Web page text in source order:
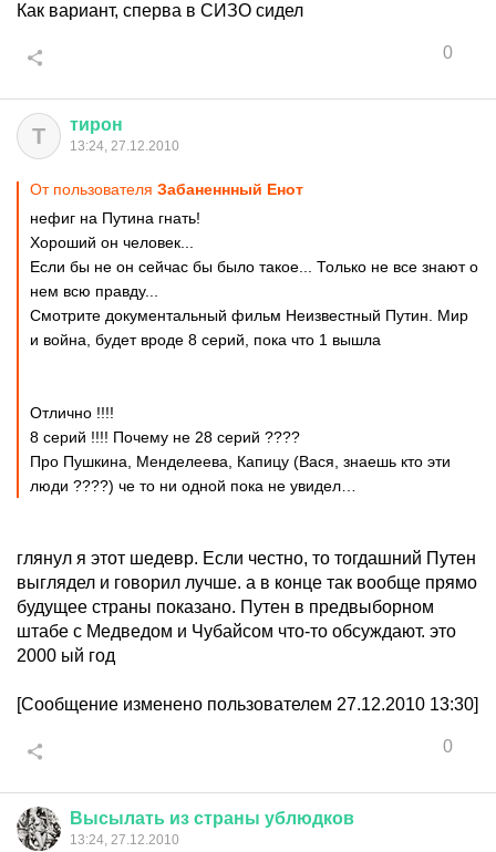
Как вариант, сперва в СИЗО сидел
0
Т тирон
13:24, 27.12.2010
От пользователя Забаненнный Енот
нефиг на Путина гнать!
Хороший он человек...
Если бы не он сейчас бы было такое... Только не все знают о
нем всю правду...
Смотрите документальный фильм Неизвестный Путин. Мир
и война, будет вроде 8 серий, пока что 1 вышла
Отлично !!!!
8 серий !!!! Почему не 28 серий ????
Про Пушкина, Менделеева, Капицу (Вася, знаешь кто эти
люди ????) че то ни одной пока не увидел…
глянул я этот шедевр. Если честно, то тогдашний Путен
выглядел и говорил лучше. а в конце так вообще прямо
будущее страны показано. Путен в предвыборном
штабе с Медведом и Чубайсом что-то обсуждают. это
2000 ый год
[Сообщение изменено пользователем 27.12.2010 13:30]
0
Высылать из страны ублюдков
13:24, 27.12.2010